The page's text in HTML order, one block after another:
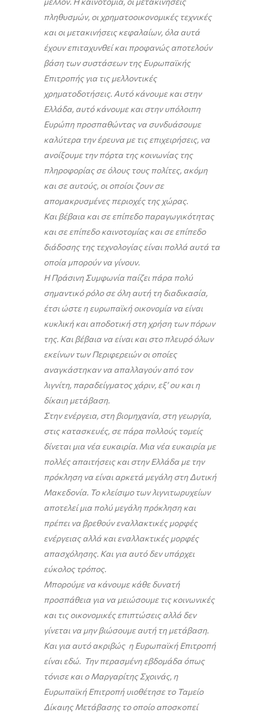
πληθυσμών, οι χρηματοοικονομικές τεχνικές
και οι μετακινήσεις κεφαλαίων, όλα αυτά
έχουν επιταχυνθεί και προφανώς αποτελούν
βάση των συστάσεων της Ευρωπαϊκής
Επιτροπής για τις μελλοντικές
χρηματοδοτήσεις. Αυτό κάνουμε και στην
Ελλάδα, αυτό κάνουμε και στην υπόλοιπη
Ευρώπη προσπαθώντας να συνδυάσουμε
καλύτερα την έρευνα με τις επιχειρήσεις, να
ανοίξουμε την πόρτα της κοινωνίας της
πληροφορίας σε όλους τους πολίτες, ακόμη
και σε αυτούς, οι οποίοι ζουν σε
απομακρυσμένες περιοχές της χώρας.
Και βέβαια και σε επίπεδο παραγωγικότητας
και σε επίπεδο καινοτομίας και σε επίπεδο
διάδοσης της τεχνολογίας είναι πολλά αυτά τα
οποία μπορούν να γίνουν.
Η Πράσινη Συμφωνία παίζει πάρα πολύ
σημαντικό ρόλο σε όλη αυτή τη διαδικασία,
έτσι ώστε η ευρωπαϊκή οικονομία να είναι
κυκλική και αποδοτική στη χρήση των πόρων
της. Και βέβαια να είναι και στο πλευρό όλων
εκείνων των Περιφερειών οι οποίες
αναγκάστηκαν να απαλλαγούν από τον
λιγνίτη, παραδείγματος χάριν, εξ’ ου και η
δίκαιη μετάβαση.
Στην ενέργεια, στη βιομηχανία, στη γεωργία,
στις κατασκευές, σε πάρα πολλούς τομείς
δίνεται μια νέα ευκαιρία. Μια νέα ευκαιρία με
πολλές απαιτήσεις και στην Ελλάδα με την
πρόκληση να είναι αρκετά μεγάλη στη Δυτική
Μακεδονία. Το κλείσιμο των λιγνιτωρυχείων
αποτελεί μια πολύ μεγάλη πρόκληση και
πρέπει να βρεθούν εναλλακτικές μορφές
ενέργειας αλλά και εναλλακτικές μορφές
απασχόλησης. Και για αυτό δεν υπάρχει
εύκολος τρόπος.
Μπορούμε να κάνουμε κάθε δυνατή
προσπάθεια για να μειώσουμε τις κοινωνικές
και τις οικονομικές επιπτώσεις αλλά δεν
γίνεται να μην βιώσουμε αυτή τη μετάβαση.
Και για αυτό ακριβώς η Ευρωπαϊκή Επιτροπή
είναι εδώ. Την περασμένη εβδομάδα όπως
τόνισε και ο Μαργαρίτης Σχοινάς, η
Ευρωπαϊκή Επιτροπή υιοθέτησε το Ταμείο
Δίκαιης Μετάβασης το οποίο αποσκοπεί